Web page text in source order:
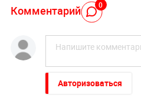
Комментарий 0
Авторизоваться